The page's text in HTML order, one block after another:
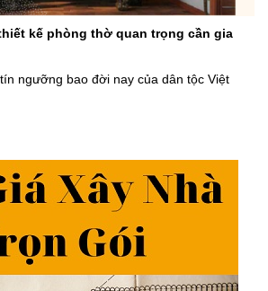
kế phòng thờ quan trọng cần gia
ngưỡng bao đời nay của dân tộc Việt